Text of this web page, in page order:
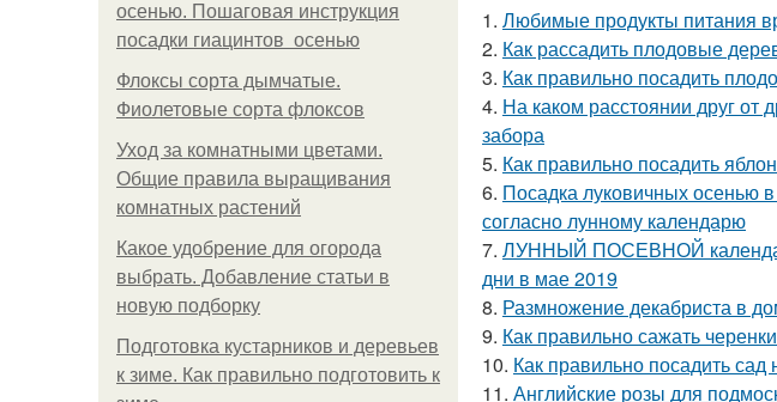
осенью. Пошаговая инструкция
посадки гиацинтов осенью
Флоксы сорта дымчатые.
Фиолетовые сорта флоксов
Уход за комнатными цветами.
Общие правила выращивания
комнатных растений
Какое удобрение для огорода
выбрать. Добавление статьи в
новую подборку
Подготовка кустарников и деревьев
к зиме. Как правильно подготовить к
1. Любимые продукты питания
2. Как рассадить плодовые
3. Как правильно посадить
4. На каком расстоянии друг от
забора
5. Как правильно посадить
6. Посадка луковичных осенью
согласно лунному календарю
7. ЛУННЫЙ ПОСЕВНОЙ
дни в мае 2019
8. Размножение декабриста в
9. Как правильно сажать
10. Как правильно посадить
11. Английские розы для